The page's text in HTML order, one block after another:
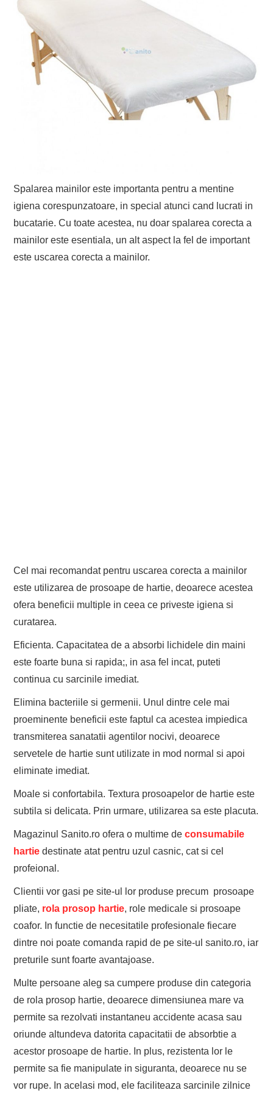
EVENIMENTE
TECH
BICICLETE
Spalarea mainilor este importanta pentru a mentine
igiena corespunzatoare, in special atunci cand lucrati in
bucatarie. Cu toate acestea, nu doar spalarea corecta a
mainilor este esentiala, un alt aspect la fel de important
este uscarea corecta a mainilor.
Cel mai recomandat pentru uscarea corecta a mainilor
este utilizarea de prosoape de hartie, deoarece acestea
ofera beneficii multiple in ceea ce priveste igiena si
curatarea.
Eficienta. Capacitatea de a absorbi lichidele din maini
este foarte buna si rapida;, in asa fel incat, puteti
continua cu sarcinile imediat.
Elimina bacteriile si germenii. Unul dintre cele mai
proeminente beneficii este faptul ca acestea impiedica
transmiterea sanatatii agentilor nocivi, deoarece
servetele de hartie sunt utilizate in mod normal si apoi
eliminate imediat.
Moale si confortabila. Textura prosoapelor de hartie este
subtila si delicata. Prin urmare, utilizarea sa este placuta.
Magazinul Sanito.ro ofera o multime deconsumabile
hartie destinate atat pentru uzul casnic, cat si cel
profeional.
Clientii vor gasi pe site-ul lor produse precum prosoape
pliate, rola prosop hartie, role medicale si prosoape
coafor. In functie de necesitatile profesionale fiecare
dintre noi poate comanda rapid de pe site-ul sanito.ro, iar
preturile sunt foarte avantajoase.
Multe persoane aleg sa cumpere produse din categoria
de rola prosop hartie, deoarece dimensiunea mare va
permite sa rezolvati instantaneu accidente acasa sau
oriunde altundeva datorita capacitatii de absorbtie a
acestor prosoape de hartie. In plus, rezistenta lor le
permite sa fie manipulate in siguranta, deoarece nu se
vor rupe. In acelasi mod, ele faciliteaza sarcinile zilnice